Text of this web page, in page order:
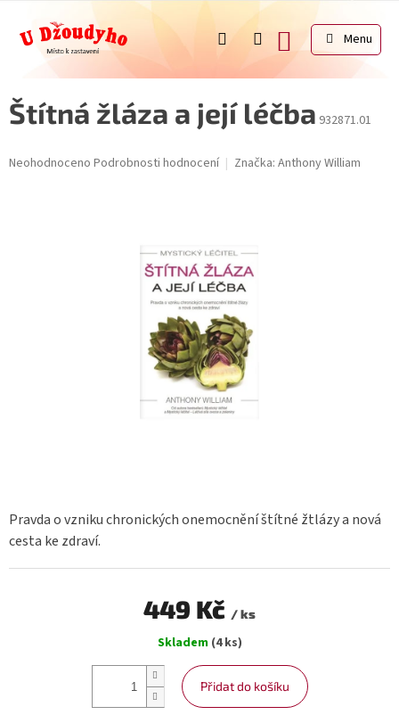
obsah
NÁKUPNÍ
KOŠÍK
Štítná žláza a její léčba 932871.01
Průměrné
Neohodnoceno Podrobnosti hodnocení Značka: Anthony William
Pravda o vzniku chronických onemocnění štítné žtlázy a nová
cesta ke zdraví.
449 Kč / ks
cena:
Skladem (4 ks)
Přidat do košíku